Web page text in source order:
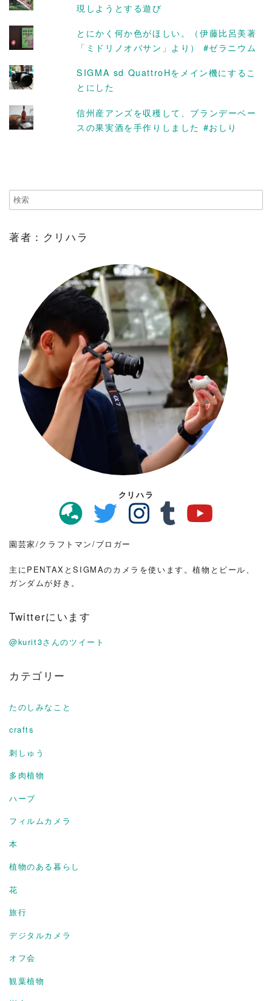
現しようとする遊び
とにかく何か色がほしい。（伊藤比呂美著
「ミドリノオバサン」より） #ゼラニウム
SIGMA sd QuattroHをメイン機にするこ
とにした
信州産アンズを収穫して、ブランデーベー
スの果実酒を手作りしました #おしり
著者：クリハラ
クリハラ
園芸家/クラフトマン/ブロガー
主にPENTAXとSIGMAのカメラを使います。植物とビール、
ガンダムが好き。
Twitterにいます
@kurit3さんのツイート
カテゴリー
たのしみなこと
crafts
刺しゅう
多肉植物
ハーブ
フィルムカメラ
本
植物のある暮らし
花
旅行
デジタルカメラ
オフ会
観葉植物